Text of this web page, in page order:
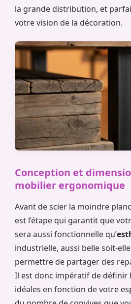
la grande distribution, et
votre vision de la décoration.
Conception et
mobilier ergonomique
Avant de scier la moindre
est l’étape qui garantit que
sera aussi fonctionnelle qu’
industrielle, aussi belle soit-
permettre de partager des
Il est donc impératif de définir
idéales en fonction de votre